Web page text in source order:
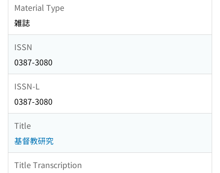
Material Type
雑誌
ISSN
0387-3080
ISSN-L
0387-3080
Title
基督教研究
Title Transcription